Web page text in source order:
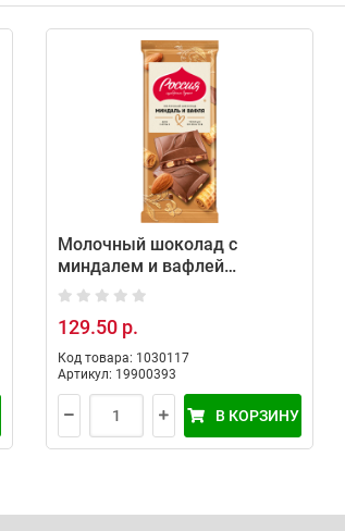
Молочный шоколад с
миндалем и вафлей
«Россия» - щедрая душа! 75г
129.50 р.
Код товара: 1030117
Артикул: 19900393
В КОРЗИНУ